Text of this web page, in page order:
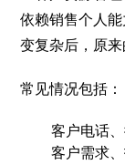
依赖销售个人
变复杂后，原来
常见情况包括：
客户电话
客户需求